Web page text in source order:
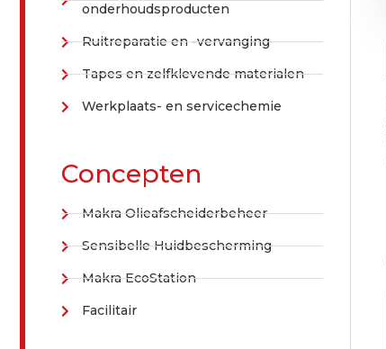
onderhoudsproducten
Ruitreparatie en -vervanging
Tapes en zelfklevende materialen
Werkplaats- en servicechemie
Concepten
Makra Olieafscheiderbeheer
Sensibelle Huidbescherming
Makra EcoStation
Facilitair